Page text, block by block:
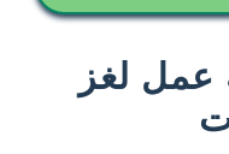
عمل لغز